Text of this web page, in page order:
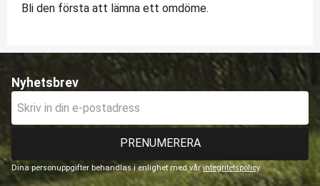
Bli den första att lämna ett omdöme.
Nyhetsbrev
PRENUMERERA
Dina personuppgifter behandlas i enlighet med vårintegritetspolicy.